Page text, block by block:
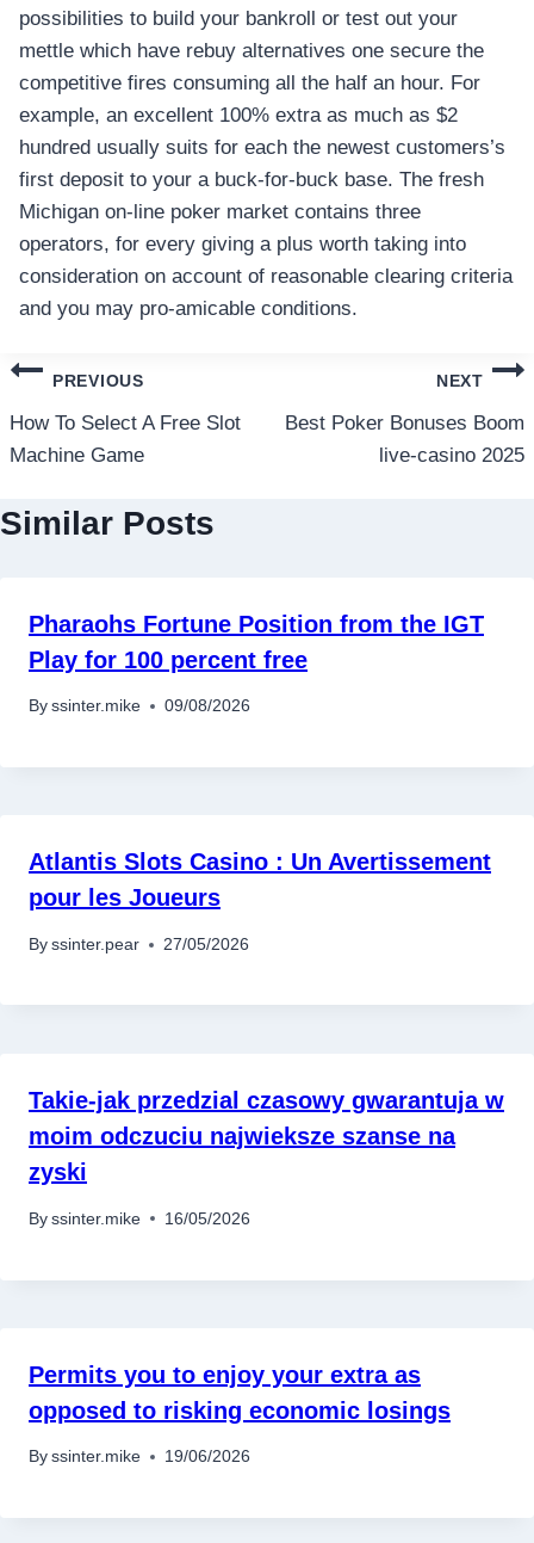
possibilities to build your bankroll or test out your
mettle which have rebuy alternatives one secure the
competitive fires consuming all the half an hour. For
example, an excellent 100% extra as much as $2
hundred usually suits for each the newest customers’s
first deposit to your a buck-for-buck base. The fresh
Michigan on-line poker market contains three
operators, for every giving a plus worth taking into
consideration on account of reasonable clearing criteria
and you may pro-amicable conditions.
แนะแนว
เรื่อง
PREVIOUS
How To Select A Free Slot
Machine Game
NEXT
Best Poker Bonuses Boom
live-casino 2025
Similar Posts
Pharaohs Fortune Position from the IGT
Play for 100 percent free
By ssinter.mike 09/08/2026
Atlantis Slots Casino : Un Avertissement
pour les Joueurs
By ssinter.pear 27/05/2026
Takie-jak przedzial czasowy gwarantuja w
moim odczuciu najwieksze szanse na
zyski
By ssinter.mike 16/05/2026
Permits you to enjoy your extra as
opposed to risking economic losings
By ssinter.mike 19/06/2026